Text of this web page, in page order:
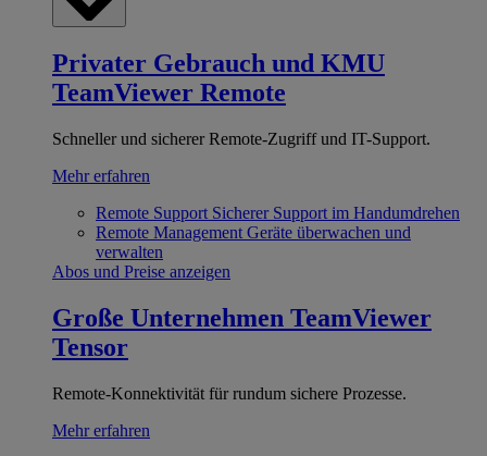
Privater Gebrauch und KMU
TeamViewer Remote
Schneller und sicherer Remote-Zugriff und IT-Support.
Mehr erfahren
Remote Support Sicherer Support im Handumdrehen
Remote Management Geräte überwachen und
verwalten
Abos und Preise anzeigen
Große Unternehmen TeamViewer
Tensor
Remote-Konnektivität für rundum sichere Prozesse.
Mehr erfahren